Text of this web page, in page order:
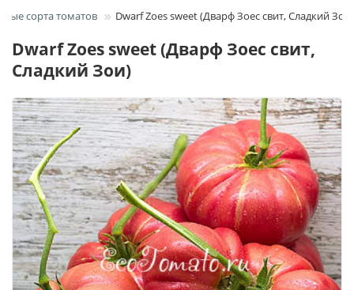
сорта томатов Dwarf Zoes sweet (Дварф Зоес свит, Сладкий Зои)
Dwarf Zoes sweet (Дварф Зоес свит,
Сладкий Зои)